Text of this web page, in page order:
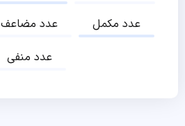
عدد مضاعف
عدد مکمل
عدد منفی